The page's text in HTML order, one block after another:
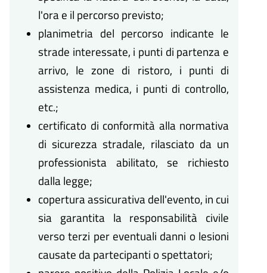
l'ora e il percorso previsto;
planimetria del percorso indicante le
strade interessate, i punti di partenza e
arrivo, le zone di ristoro, i punti di
assistenza medica, i punti di controllo,
etc.;
certificato di conformità alla normativa
di sicurezza stradale, rilasciato da un
professionista abilitato, se richiesto
dalla legge;
copertura assicurativa dell'evento, in cui
sia garantita la responsabilità civile
verso terzi per eventuali danni o lesioni
causate da partecipanti o spettatori;